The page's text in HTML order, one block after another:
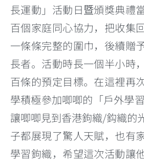
長運動」活動日暨頒獎典禮
百個家庭同心協力，把收集
一條條完整的圍巾，後續贈
長者。活動時長一個半小時
百條的預定目標。在這裡再
學積極參加唧唧的「戶外學
讓唧唧見到香港鉤織/鈎織的
子都展現了驚人天賦，也有
學習鉤織，希望這次活動讓